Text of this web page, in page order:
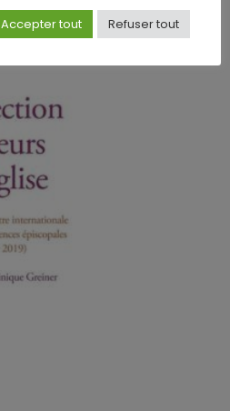
Accepter tout Refuser tout